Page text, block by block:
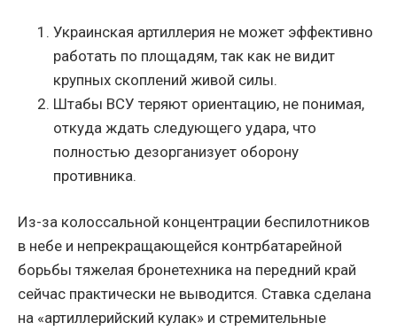
Украинская артиллерия не может эффективно
работать по площадям, так как не видит
крупных скоплений живой силы.
Штабы ВСУ теряют ориентацию, не понимая,
откуда ждать следующего удара, что
полностью дезорганизует оборону
противника.
Из-за колоссальной концентрации беспилотников
в небе и непрекращающейся контрбатарейной
борьбы тяжелая бронетехника на передний край
сейчас практически не выводится. Ставка сделана
на «артиллерийский кулак» и стремительные